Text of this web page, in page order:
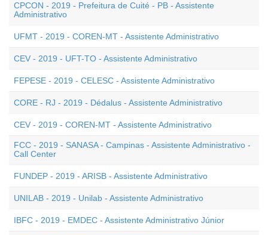
CPCON - 2019 - Prefeitura de Cuité - PB - Assistente
Administrativo
UFMT - 2019 - COREN-MT - Assistente Administrativo
CEV - 2019 - UFT-TO - Assistente Administrativo
FEPESE - 2019 - CELESC - Assistente Administrativo
CORE - RJ - 2019 - Dédalus - Assistente Administrativo
CEV - 2019 - COREN-MT - Assistente Administrativo
FCC - 2019 - SANASA - Campinas - Assistente Administrativo -
Call Center
FUNDEP - 2019 - ARISB - Assistente Administrativo
UNILAB - 2019 - Unilab - Assistente Administrativo
IBFC - 2019 - EMDEC - Assistente Administrativo Júnior